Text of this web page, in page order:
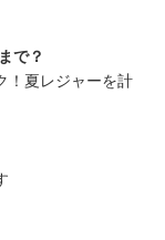
で？
！夏レジャーを計